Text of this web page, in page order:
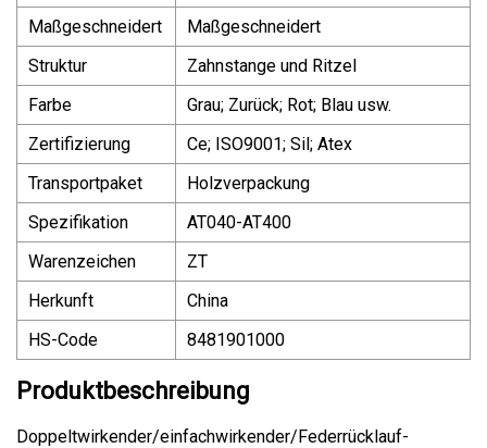
Maßgeschneidert
Maßgeschneidert
Struktur
Zahnstange und Ritzel
Farbe
Grau; Zurück; Rot; Blau usw.
Zertifizierung
Ce; ISO9001; Sil; Atex
Transportpaket
Holzverpackung
Spezifikation
AT040-AT400
Warenzeichen
ZT
Herkunft
China
HS-Code
8481901000
Produktbeschreibung
Doppeltwirkender/einfachwirkender/Federrücklauf-